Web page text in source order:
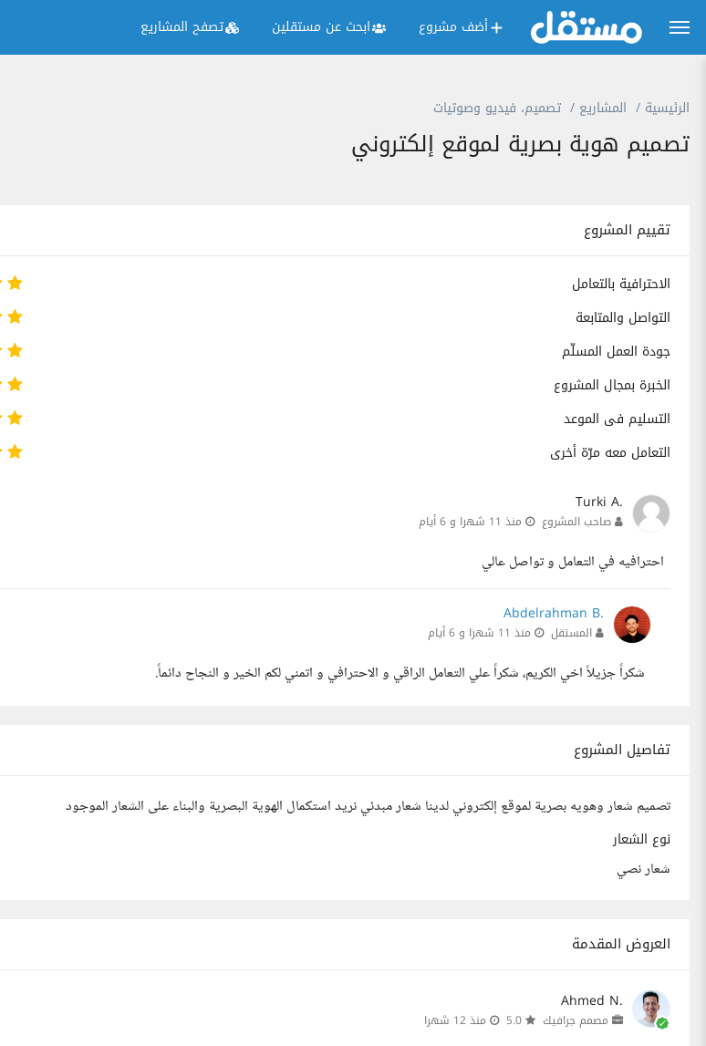
أضف مشروع ابحث عن مستقلين تصفح المشاريع
الرئيسية المشاريع تصميم، فيديو وصوتيات
تصميم هوية بصرية لموقع إلكتروني
تقييم المشروع
الاحترافية بالتعامل
التواصل والمتابعة
جودة العمل المسلّم
الخبرة بمجال المشروع
التسليم فى الموعد
التعامل معه مرّة أخرى
Turki A.
صاحب المشروع منذ 11 شهرا و 6 أيام
احترافيه في التعامل و تواصل عالي
Abdelrahman B.
المستقل منذ 11 شهرا و 6 أيام
شكراً جزيلاً اخي الكريم، شكراً علي التعامل الراقي و الاحترافي و اتمني لكم الخير و النجاح دائماً.
تفاصيل المشروع
تصميم شعار وهويه بصرية لموقع إلكتروني لدينا شعار مبدئي نريد استكمال الهوية البصرية والبناء على الشعار الموجود
نوع الشعار
شعار نصي
العروض المقدمة
Ahmed N.
مصمم جرافيك منذ 12 شهرا